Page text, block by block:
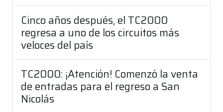
Cinco años después, el TC2000
regresa a uno de los circuitos más
veloces del país
TC2000: ¡Atención! Comenzó la venta
de entradas para el regreso a San
Nicolás